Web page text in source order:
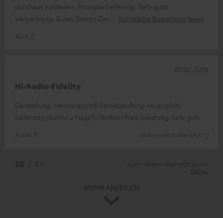
durchaus zufrieden. Prompte Lieferung. Sehr gute
Verpackung. Gutes Design Der
Komplette Bewertung lesen
Kurt Z.
Hi-Audio-Fidelity
Darstellung: hervorragend! Farbabstufung: vorzüglich!
Lieferung (Kühne u Nagel): Perfekt! Preis/Leistung: Sehr gut!
Frans P.
(automatisch übersetzt *)
07.02.2026